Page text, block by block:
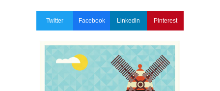
Twitter Facebook Linkedin Pinterest